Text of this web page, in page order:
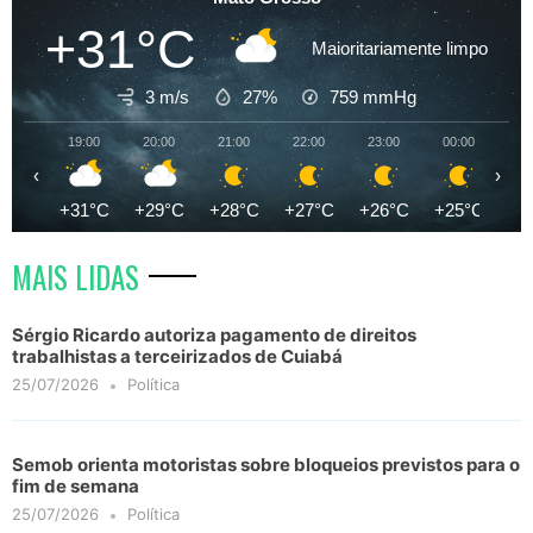
+31°C Maioritariamente limpo
3 m/s 27% 759 mmHg
19:00
+31°C
20:00
+29°C
21:00
+28°C
22:00
+27°C
23:00
+26°C
00:00
+25°C
‹ ›
MAIS LIDAS
Sérgio Ricardo autoriza pagamento de direitos
trabalhistas a terceirizados de Cuiabá
25/07/2026 Política
Semob orienta motoristas sobre bloqueios previstos para o
fim de semana
25/07/2026 Política